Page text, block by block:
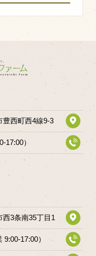
豊西町西4線9-3
17:00）
西3条南35丁目1
17:00）